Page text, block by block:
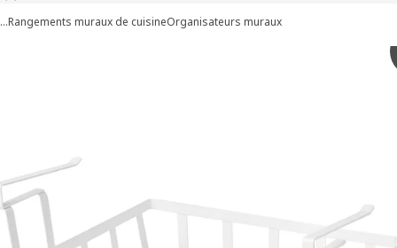
…Rangements muraux de cuisineOrganisateurs muraux